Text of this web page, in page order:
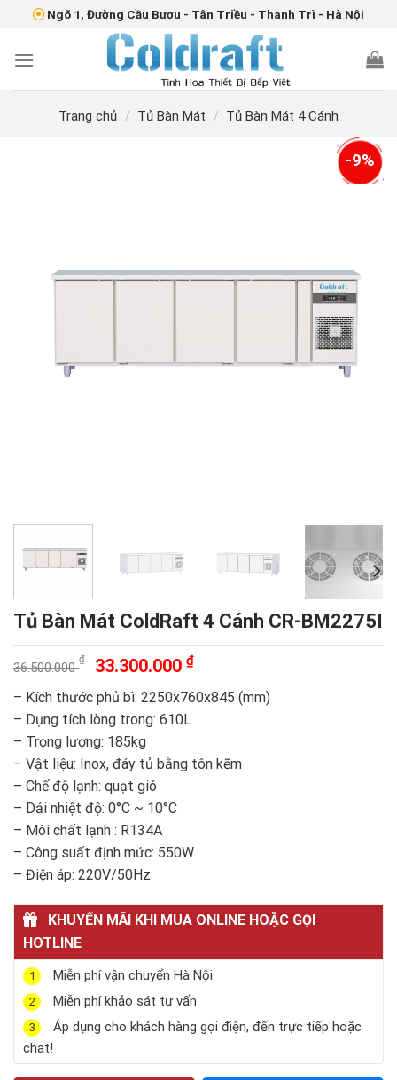
content
Ngõ 1, Đường Cầu Bươu - Tân Triều - Thanh Trì - Hà Nội
Trang chủ / Tủ Bàn Mát / Tủ Bàn Mát 4 Cánh
-9%
Tủ Bàn Mát ColdRaft 4 Cánh CR-BM2275I
36.500.000
₫
Giá
gốc
là:
36.500.000 ₫.
33.300.000 ₫Giá
hiện
tại
– Kích thước phủ bì: 2250x760x845 (mm)
– Dụng tích lòng trong: 610L
– Trọng lượng: 185kg
– Vật liệu: Inox, đáy tủ bằng tôn kẽm
– Chế độ lạnh: quạt gió
– Dải nhiệt độ: 0°C ~ 10°C
– Môi chất lạnh : R134A
– Công suất định mức: 550W
– Điện áp: 220V/50Hz
KHUYẾN MÃI KHI MUA ONLINE HOẶC GỌI
HOTLINE
1 Miễn phí vận chuyển Hà Nội
2 Miễn phí khảo sát tư vấn
3
Áp dụng cho khách hàng gọi điện, đến trực tiếp hoặc
chat!